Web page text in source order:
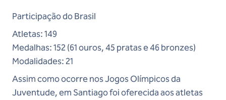
Participação do Brasil
Atletas:149
Medalhas:152 (61 ouros, 45 pratas e 46 bronzes)
Modalidades: 21
Assim como ocorre nos Jogos Olímpicos da
Juventude, em Santiago foi oferecida aos atletas